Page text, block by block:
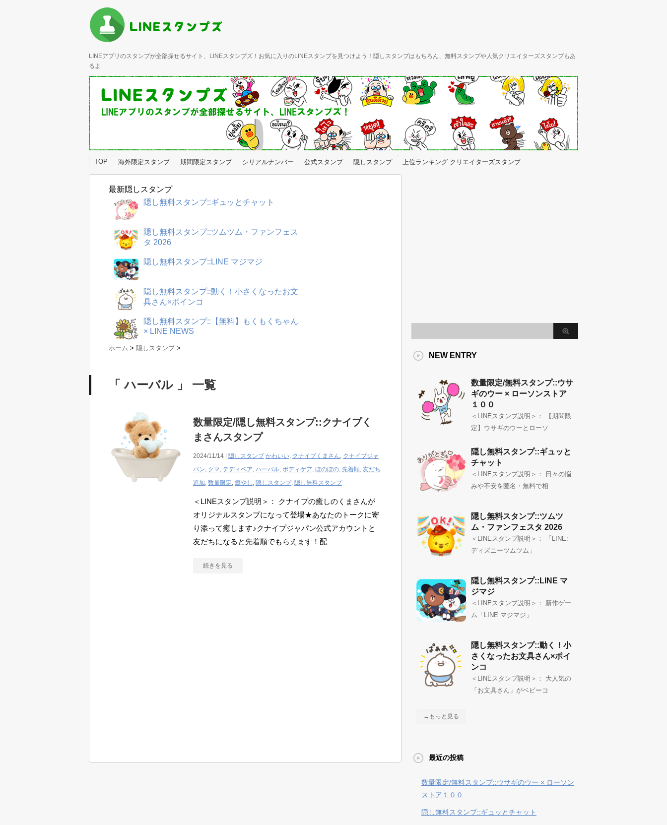
LINEアプリのスタンプが全部探せるサイト、LINEスタンプズ！お気に入りのLINEスタンプを見つけよう！隠しスタンプはもちろん、無料スタンプや人気クリエイターズスタンプもあ
るよ
TOP 海外限定スタンプ 期間限定スタンプ シリアルナンバー 公式スタンプ 隠しスタンプ 上位ランキング クリエイターズスタンプ
最新隠しスタンプ
隠し無料スタンプ::ギュッとチャット
隠し無料スタンプ::ツムツム・ファンフェス
タ 2026
隠し無料スタンプ::LINE マジマジ
隠し無料スタンプ::動く！小さくなったお文
具さん×ポインコ
隠し無料スタンプ::【無料】もくもくちゃん
× LINE NEWS
ホーム > 隠しスタンプ >
「 ハーバル 」 一覧
数量限定/隠し無料スタンプ::クナイプく
まさんスタンプ
2024/11/14 | 隠しスタンプ かわいい, クナイプくまさん, クナイプジャ
パン, クマ, テディベア, ハーバル, ボディケア, ぼのぼの, 先着順, 友だち
追加, 数量限定, 癒やし , 隠しスタンプ, 隠し無料スタンプ
＜LINEスタンプ説明＞： クナイプの癒しのくまさんが
オリジナルスタンプになって登場★あなたのトークに寄
り添って癒します♪クナイプジャパン公式アカウントと
友だちになると先着順でもらえます！配
続きを見る
NEW ENTRY
数量限定/無料スタンプ::ウサ
ギのウー × ローソンストア
１００
＜LINEスタンプ説明＞： 【期間限
定】ウサギのウーとローソ
隠し無料スタンプ::ギュッと
チャット
＜LINEスタンプ説明＞： 日々の悩
みや不安を匿名・無料で相
隠し無料スタンプ::ツムツ
ム・ファンフェスタ 2026
＜LINEスタンプ説明＞： 「LINE:
ディズニーツムツム」
隠し無料スタンプ::LINE マ
ジマジ
＜LINEスタンプ説明＞： 新作ゲー
ム「LINE マジマジ」
隠し無料スタンプ::動く！小
さくなったお文具さん×ポイ
ンコ
＜LINEスタンプ説明＞： 大人気の
「お文具さん」がベビーコ
→もっと見る
最近の投稿
数量限定/無料スタンプ::ウサギのウー × ローソン
ストア１００
隠し無料スタンプ::ギュッとチャット